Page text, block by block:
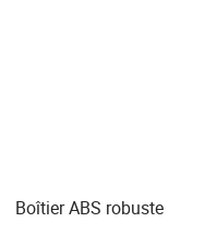
Boîtier ABS robuste